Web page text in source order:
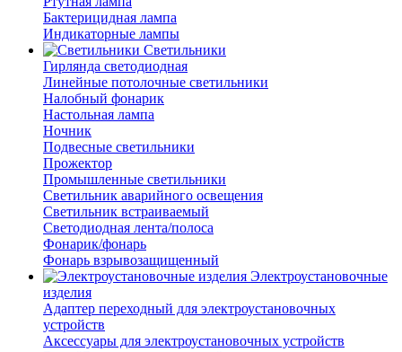
Бактерицидная лампа
Индикаторные лампы
Светильники
Гирлянда светодиодная
Линейные потолочные светильники
Налобный фонарик
Настольная лампа
Ночник
Подвесные светильники
Прожектор
Промышленные светильники
Светильник аварийного освещения
Светильник встраиваемый
Светодиодная лента/полоса
Фонарик/фонарь
Фонарь взрывозащищенный
Электроустановочные
изделия
Адаптер переходный для электроустановочных
устройств
Аксессуары для электроустановочных устройств